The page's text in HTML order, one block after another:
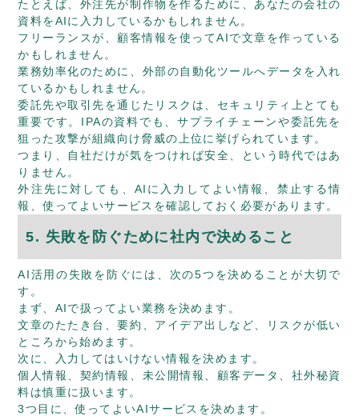
たとえば、外注先が制作物を作るために、あなたの会社の
資料をAIに入力しているかもしれません。
フリーランスが、顧客情報を使ってAIで文章を作っている
かもしれません。
業務効率化のために、外部の自動化ツールへデータを入れ
ているかもしれません。
委託先や取引先を通じたリスクは、セキュリティ上とても
重要です。IPAの資料でも、サプライチェーンや委託先を
狙った攻撃が組織向け脅威の上位に挙げられています。
つまり、自社だけが気をつければ安全、という時代ではあ
りません。
外注先に対しても、AIに入力してよい情報、禁止する情
報、使ってよいサービスを確認しておく必要があります。
5. 失敗を防ぐために社内で決めること
AI活用の失敗を防ぐには、次の5つを決めることが大切で
す。
まず、AIで扱ってよい業務を決めます。
文章のたたき台、要約、アイデア出しなど、リスクが低い
ところから始めます。
次に、入力してはいけない情報を決めます。
個人情報、契約情報、未公開情報、顧客データ、社外秘資
料は慎重に扱います。
3つ目に、使ってよいAIサービスを決めます。